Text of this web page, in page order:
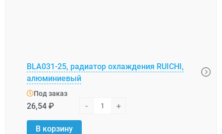
BLA031-25, радиатор охлаждения RUICHI,
алюминиевый
Под заказ
26,54 ₽ - +
В корзину
АВМ-